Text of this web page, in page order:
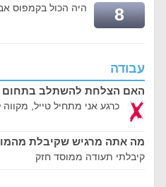
8 היה הכול בקמפוס
עבודה
האם הצלחת להשתלב בתחום
כרגע אני מתחיל טייל,
מה אתה מרגיש שקיבלת
קיבלתי תעודה ממוסד חזק